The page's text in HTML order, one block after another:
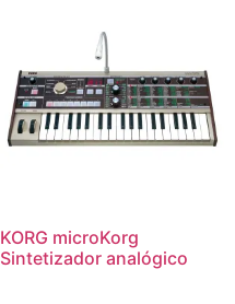
KORG microKorg
Sintetizador analógico